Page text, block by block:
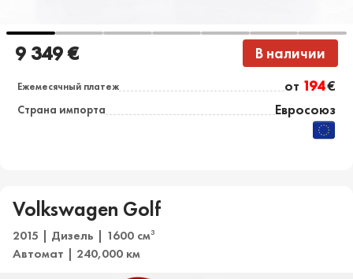
9 349 € В наличии
Ежемесячный платеж от 194€
Страна импорта Евросоюз
Volkswagen Golf
2015 | Дизель | 1600 см3
Автомат | 240,000 км